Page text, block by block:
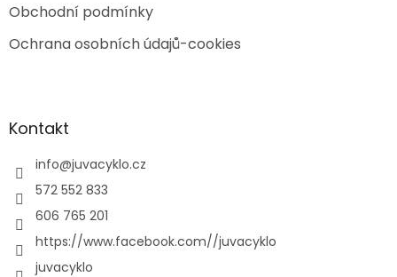
Obchodní podmínky
Ochrana osobních údajů-cookies
Kontakt
info@juvacyklo.cz
572 552 833
606 765 201
https://www.facebook.com//juvacyklo
juvacyklo